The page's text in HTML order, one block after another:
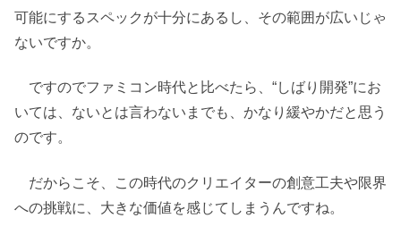
可能にするスペックが十分にあるし、その範囲が広いじゃ
ないですか。
ですのでファミコン時代と比べたら、“しばり開発”にお
いては、ないとは言わないまでも、かなり緩やかだと思う
のです。
だからこそ、この時代のクリエイターの創意工夫や限界
への挑戦に、大きな価値を感じてしまうんですね。